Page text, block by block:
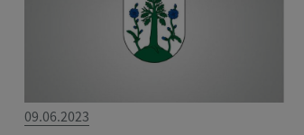
09.06.2023